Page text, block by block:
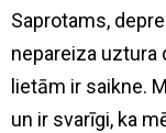
Saprotams,
nepareiza uztura
lietām ir saikne.
un ir svarīgi, ka